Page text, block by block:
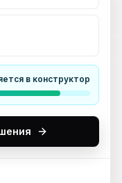
в конструктор